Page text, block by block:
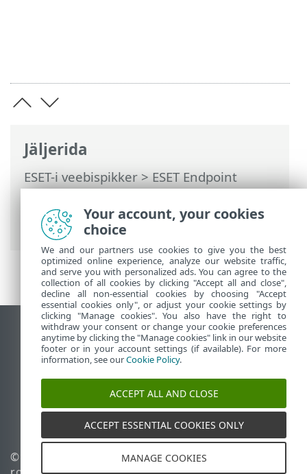
Jäljerida
ESET-i veebispikker>ESET Endpoint
Antivirus>Täpsem häälestus>
Teavitused>Interaktiivsed hoiatused>
Kinnitusteated
Vaata tavaarvutile mõeldud veebilehte
End of Life
ESET-i teabebaas
ESET-i foorum
ESET Status Portal
Piirkondlik tugi
© 1992 - 2026 ESET, spol. s
Your account, your cookies
choice
We and our partners use cookies to give you the best
optimized online experience, analyze our website traffic,
and serve you with personalized ads. You can agree to the
collection of all cookies by clicking "Accept all and close",
decline all non-essential cookies by choosing "Accept
essential cookies only", or adjust your cookie settings by
clicking "Manage cookies". You also have the right to
withdraw your consent or change your cookie preferences
anytime by clicking the "Manage cookies" link in our website
footer or in your account settings (if available). For more
information, see ourCookie Policy.
ACCEPT ALL AND CLOSE
ACCEPT ESSENTIAL COOKIES ONLY
MANAGE COOKIES